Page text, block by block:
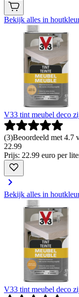
Bekijk alles in
V33 tint meubel deco
(3)Beoordeeld met 4.7
22.99
Prijs: 22.99 euro per
Bekijk alles in
V33 tint meubel deco